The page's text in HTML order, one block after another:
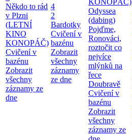
Někdo to rád
v Plzni
(LETNÍ
KINO
KONOPÁČ)
Cvičení v
bazénu
Zobrazit
všechny
záznamy ze
dne
4
2
Bardotky
Cvičení v
bazénu
Zobrazit
všechny
záznamy
ze dne
KONOPÁČ)
Odyssea
(dabing)
Pojďme,
Ronováci,
roztočit co
nejvíce
mlýnků na
řece
Doubravě
Cvičení v
bazénu
Zobrazit
všechny
záznamy ze